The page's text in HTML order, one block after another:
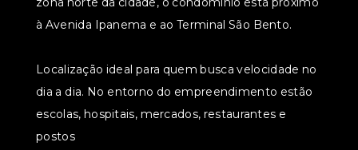
à Avenida Ipanema e ao Terminal São Bento.
Localização ideal para quem busca velocidade no
dia a dia. No entorno do empreendimento estão
escolas, hospitais, mercados, restaurantes e
postos